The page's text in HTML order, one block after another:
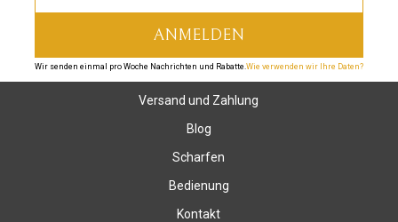
Wir senden einmal pro Woche Nachrichten und Rabatte.Wie verwenden wir Ihre Daten?
Versand und Zahlung
Blog
Scharfen
Bedienung
Kontakt